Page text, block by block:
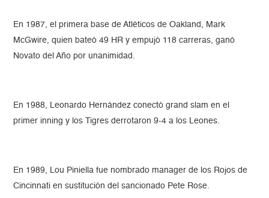
En 1987, el primera base de Atléticos de Oakland, Mark
McGwire, quien bateó 49 HR y empujó 118 carreras, ganó
Novato del Año por unanimidad.
En 1988, Leonardo Hernández conectó grand slam en el
primer inning y los Tigres derrotaron 9-4 a los Leones.
En 1989, Lou Piniella fue nombrado manager de los Rojos de
Cincinnati en sustitución del sancionado Pete Rose.